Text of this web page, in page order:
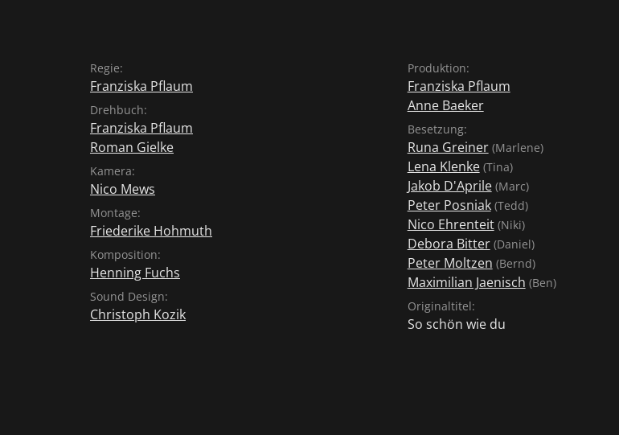
Regie:
Franziska Pflaum
Drehbuch:
Franziska Pflaum
Roman Gielke
Kamera:
Nico Mews
Montage:
Friederike Hohmuth
Komposition:
Henning Fuchs
Sound Design:
Christoph Kozik
Produktion:
Franziska Pflaum
Anne Baeker
Besetzung:
Runa Greiner(Marlene)
Lena Klenke(Tina)
Jakob D'Aprile(Marc)
Peter Posniak(Tedd)
Nico Ehrenteit(Niki)
Debora Bitter(Daniel)
Peter Moltzen (Bernd)
Maximilian Jaenisch (Ben)
Originaltitel:
So schön wie du